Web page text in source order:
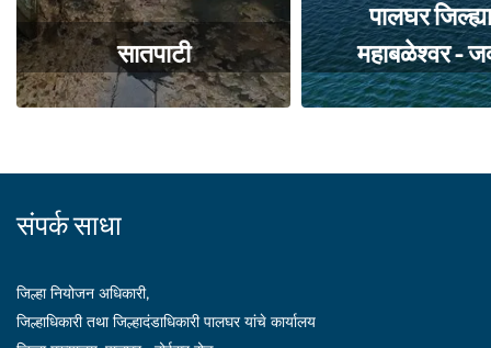
सातपाटी
पालघर
महाबळेश्वर -
संपर्क साधा
जिल्हा नियोजन अधिकारी,
जिल्हाधिकारी तथा जिल्हादंडाधिकारी पालघर यांचे कार्यालय